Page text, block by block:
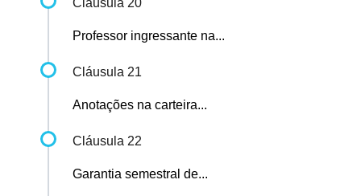
Cláusula 20
Professor ingressante na...
Cláusula 21
Anotações na carteira...
Cláusula 22
Garantia semestral de...